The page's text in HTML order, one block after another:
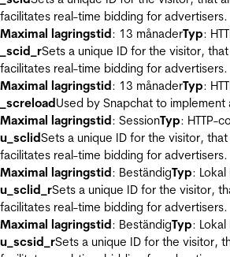
facilitates real-time bidding for advertisers.
Maximal lagringstid: 13 månaderTyp:
_scid_rSets a unique ID for the visitor,
facilitates real-time bidding for advertisers.
Maximal lagringstid: 13 månaderTyp:
_screloadUsed by Snapchat to
Maximal lagringstid: SessionTyp: HTTP-
u_sclidSets a unique ID for the visitor,
facilitates real-time bidding for advertisers.
Maximal lagringstid: BeständigTyp: Lokal
u_sclid_rSets a unique ID for the visitor,
facilitates real-time bidding for advertisers.
Maximal lagringstid: BeständigTyp: Lokal
u_scsid_rSets a unique ID for the visitor,